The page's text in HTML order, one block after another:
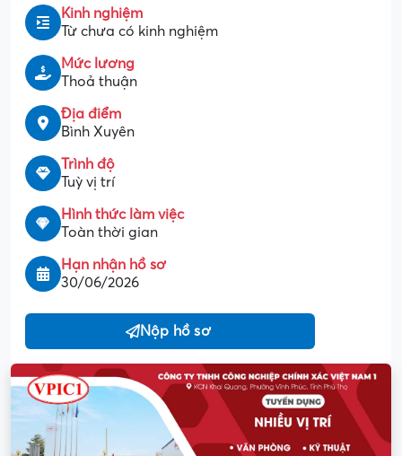
Kinh nghiệm
Từ chưa có kinh nghiệm
Mức lương
Thoả thuận
Địa điểm
Bình Xuyên
Trình độ
Tuỳ vị trí
Hình thức làm việc
Toàn thời gian
Hạn nhận hồ sơ
30/06/2026
Nộp hồ sơ